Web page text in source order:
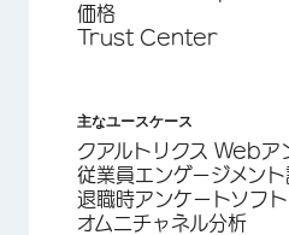
価格
Trust Center
主なユースケース
クアルトリクス Webア
従業員エンゲージメン
退職時アンケートソフ
オムニチャネル分析